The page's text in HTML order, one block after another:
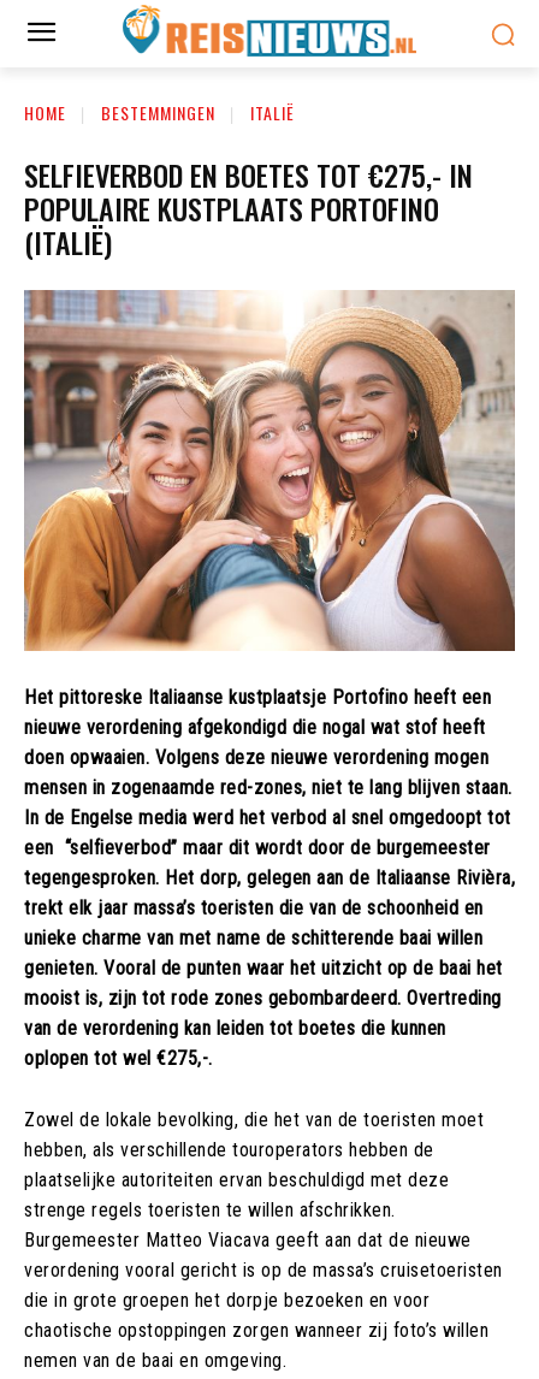
HOME BESTEMMINGEN ITALIË
SELFIEVERBOD EN BOETES TOT €275,- IN
POPULAIRE KUSTPLAATS PORTOFINO
(ITALIË)
Het pittoreske Italiaanse kustplaatsje Portofino heeft een
nieuwe verordening afgekondigd die nogal wat stof heeft
doen opwaaien. Volgens deze nieuwe verordening mogen
mensen in zogenaamde red-zones, niet te lang blijven staan.
In de Engelse media werd het verbod al snel omgedoopt tot
een “selfieverbod” maar dit wordt door de burgemeester
tegengesproken. Het dorp, gelegen aan de Italiaanse Rivièra,
trekt elk jaar massa’s toeristen die van de schoonheid en
unieke charme van met name de schitterende baai willen
genieten. Vooral de punten waar het uitzicht op de baai het
mooist is, zijn tot rode zones gebombardeerd. Overtreding
van de verordening kan leiden tot boetes die kunnen
oplopen tot wel €275,-.
Zowel de lokale bevolking, die het van de toeristen moet
hebben, als verschillende touroperators hebben de
plaatselijke autoriteiten ervan beschuldigd met deze
strenge regels toeristen te willen afschrikken.
Burgemeester Matteo Viacava geeft aan dat de nieuwe
verordening vooral gericht is op de massa’s cruisetoeristen
die in grote groepen het dorpje bezoeken en voor
chaotische opstoppingen zorgen wanneer zij foto’s willen
nemen van de baai en omgeving.